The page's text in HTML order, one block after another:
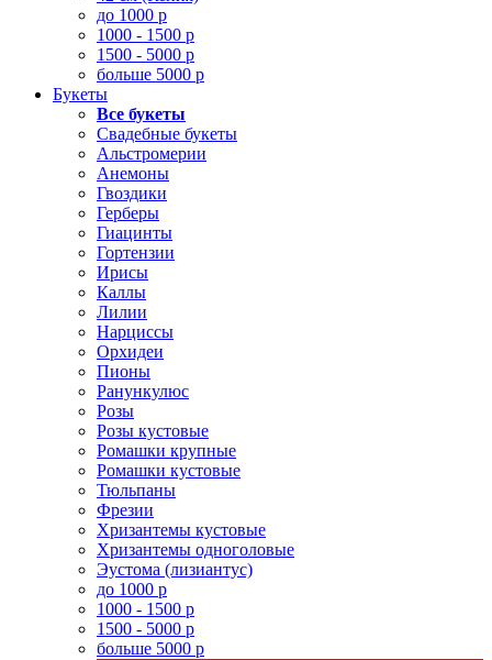
до 1000 р
1000 - 1500 р
1500 - 5000 р
больше 5000 р
Букеты
Все букеты
Свадебные букеты
Альстромерии
Анемоны
Гвоздики
Герберы
Гиацинты
Гортензии
Ирисы
Каллы
Лилии
Нарциссы
Орхидеи
Пионы
Ранункулюс
Розы
Розы кустовые
Ромашки крупные
Ромашки кустовые
Тюльпаны
Фрезии
Хризантемы кустовые
Хризантемы одноголовые
Эустома (лизиантус)
до 1000 р
1000 - 1500 р
1500 - 5000 р
больше 5000 р